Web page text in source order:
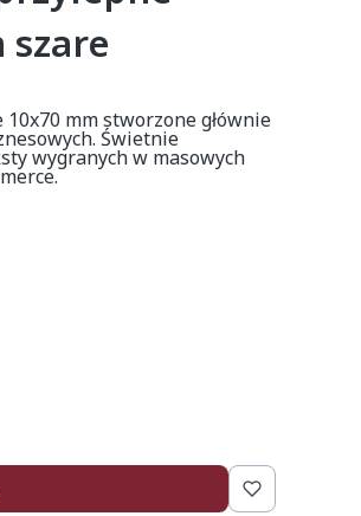
mm stworzone głównie
Świetnie
wygranych w masowych